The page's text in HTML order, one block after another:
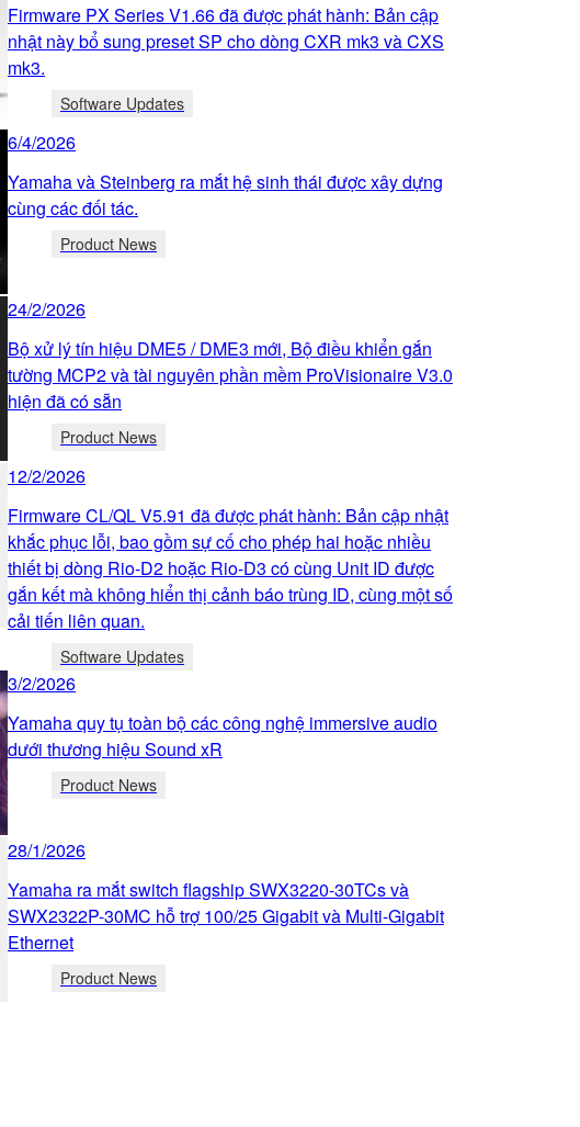
Firmware PX Series V1.66 đã được phát hành: Bản cập
nhật này bổ sung preset SP cho dòng CXR mk3 và CXS
mk3.
Software Updates
6/4/2026
Yamaha và Steinberg ra mắt hệ sinh thái được xây dựng
cùng các đối tác.
Product News
24/2/2026
Bộ xử lý tín hiệu DME5 / DME3 mới, Bộ điều khiển gắn
tường MCP2 và tài nguyên phần mềm ProVisionaire V3.0
hiện đã có sẵn
Product News
12/2/2026
Firmware CL/QL V5.91 đã được phát hành: Bản cập nhật
khắc phục lỗi, bao gồm sự cố cho phép hai hoặc nhiều
thiết bị dòng Rio-D2 hoặc Rio-D3 có cùng Unit ID được
gắn kết mà không hiển thị cảnh báo trùng ID, cùng một số
cải tiến liên quan.
Software Updates
3/2/2026
Yamaha quy tụ toàn bộ các công nghệ immersive audio
dưới thương hiệu Sound xR
Product News
28/1/2026
Yamaha ra mắt switch flagship SWX3220-30TCs và
SWX2322P-30MC hỗ trợ 100/25 Gigabit và Multi-Gigabit
Ethernet
Product News